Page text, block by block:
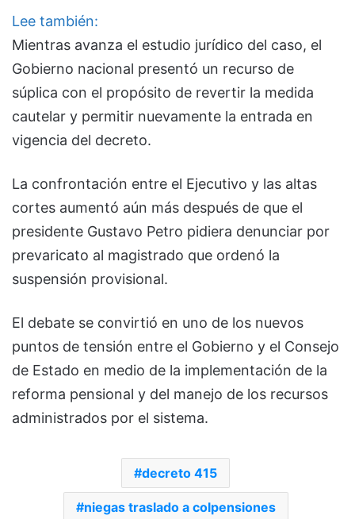
Lee también:
Mientras avanza el estudio jurídico del caso, el
Gobierno nacional presentó un recurso de
súplica con el propósito de revertir la medida
cautelar y permitir nuevamente la entrada en
vigencia del decreto.
La confrontación entre el Ejecutivo y las altas
cortes aumentó aún más después de que el
presidente Gustavo Petro pidiera denunciar por
prevaricato al magistrado que ordenó la
suspensión provisional.
El debate se convirtió en uno de los nuevos
puntos de tensión entre el Gobierno y el Consejo
de Estado en medio de la implementación de la
reforma pensional y del manejo de los recursos
administrados por el sistema.
decreto 415
niegas traslado a colpensiones